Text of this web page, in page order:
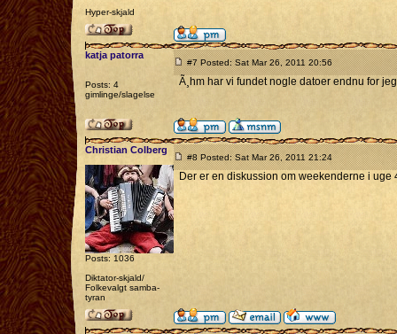
Hyper-skjald
katja patorra
Posts: 4
gimlinge/slagelse
#7 Posted: Sat Mar 26, 2011 20:56
Ã¸hm har vi fundet nogle datoer endnu for
Christian Colberg
Posts: 1036
Diktator-skjald/
Folkevalgt samba-
tyran
#8 Posted: Sat Mar 26, 2011 21:24
Der er en diskussion om weekenderne i